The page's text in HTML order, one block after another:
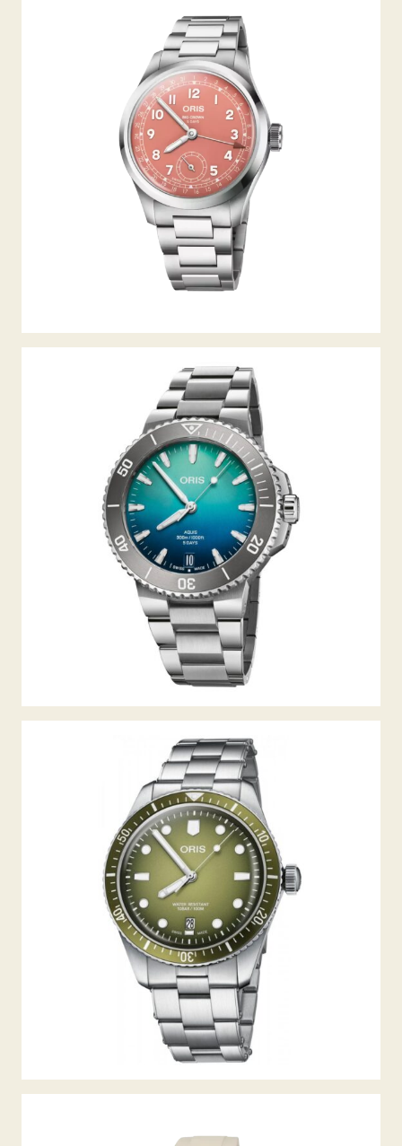
BIG CROWN
AQUIS GREAT BARRIER REEF LIMITED
EDITION IV
DIVERS SIXTY-FIVE DATE